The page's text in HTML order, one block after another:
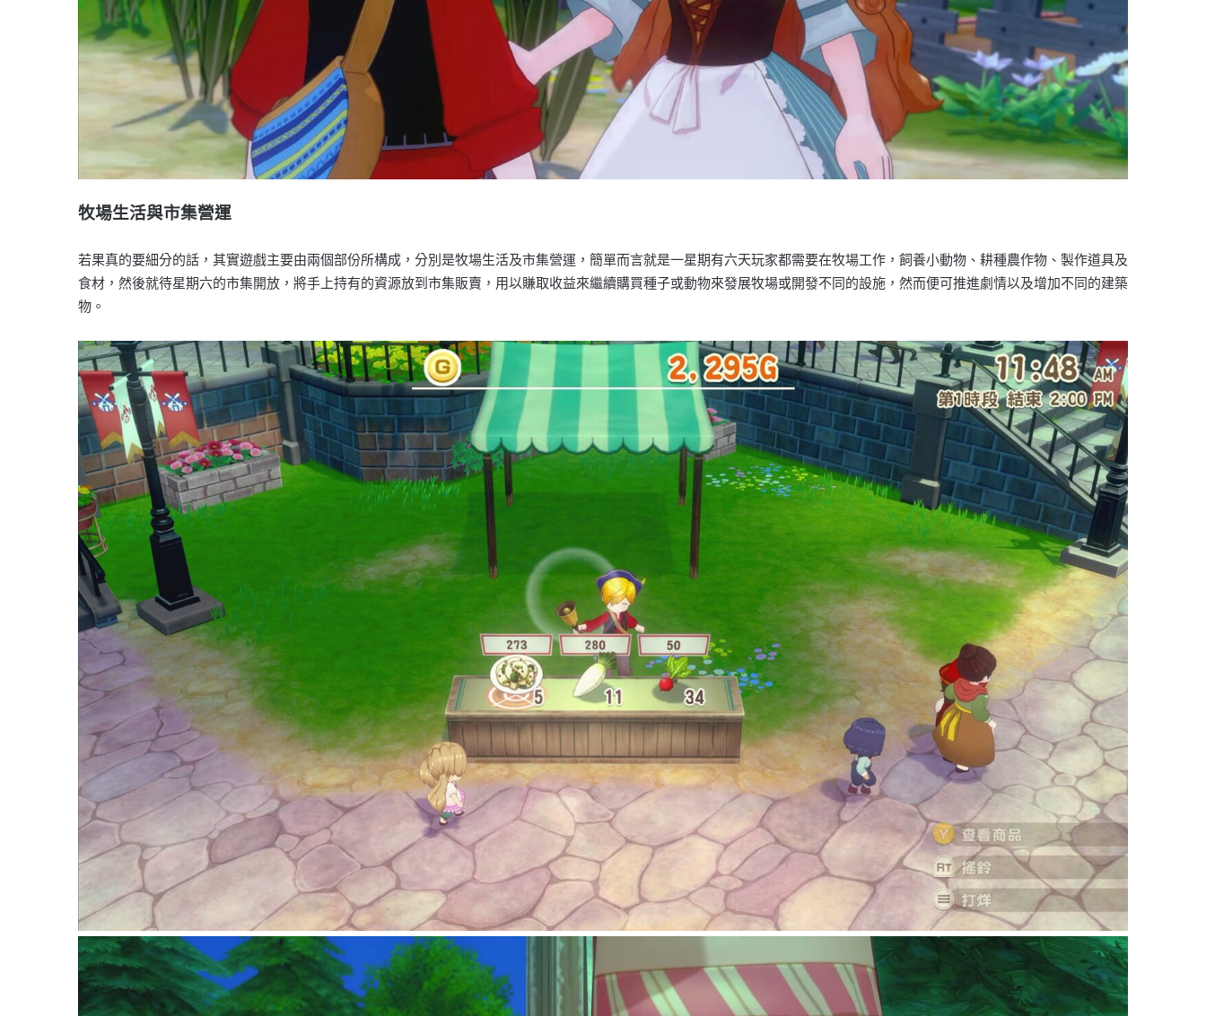
牧場生活與市集營運
若果真的要細分的話，其實遊戲主要由兩個部份所構成，分別是牧場生活及市集營運，簡單而言就是一星期有六天玩家都需要在牧場工作，飼養小動物、耕種農作物、製作道具及
食材，然後就待星期六的市集開放，將手上持有的資源放到市集販賣，用以賺取收益來繼續購買種子或動物來發展牧場或開發不同的設施，然而便可推進劇情以及增加不同的建築
物。